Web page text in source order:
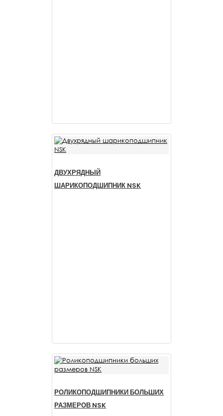
ДВУХРЯДНЫЙ
ШАРИКОПОДШИПНИК NSK
РОЛИКОПОДШИПНИКИ БОЛЬШИХ
РАЗМЕРОВ NSK